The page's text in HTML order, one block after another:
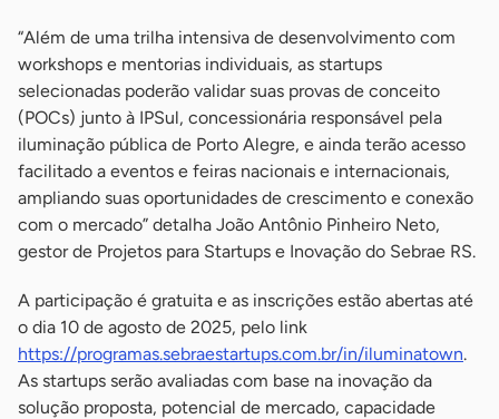
“Além de uma trilha intensiva de desenvolvimento com
workshops e mentorias individuais, as startups
selecionadas poderão validar suas provas de conceito
(POCs) junto à IPSul, concessionária responsável pela
iluminação pública de Porto Alegre, e ainda terão acesso
facilitado a eventos e feiras nacionais e internacionais,
ampliando suas oportunidades de crescimento e conexão
com o mercado” detalha João Antônio Pinheiro Neto,
gestor de Projetos para Startups e Inovação do Sebrae RS.
A participação é gratuita e as inscrições estão abertas até
o dia 10 de agosto de 2025, pelo link
https://programas.sebraestartups.com.br/in/iluminatown.
As startups serão avaliadas com base na inovação da
solução proposta, potencial de mercado, capacidade